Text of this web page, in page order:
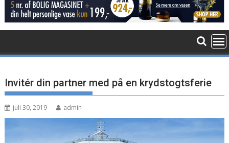
Invitér din partner med på en krydstogtsferie
juli 30, 2019 admin